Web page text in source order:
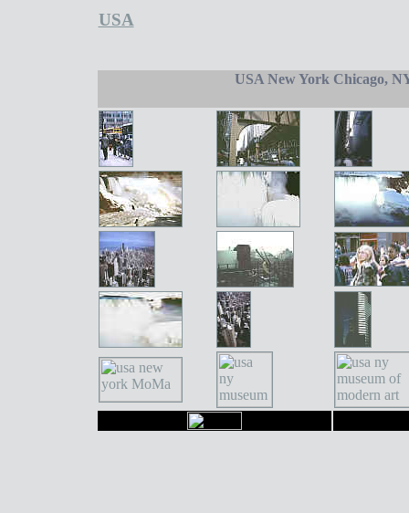
USA
USA New York Chicago,